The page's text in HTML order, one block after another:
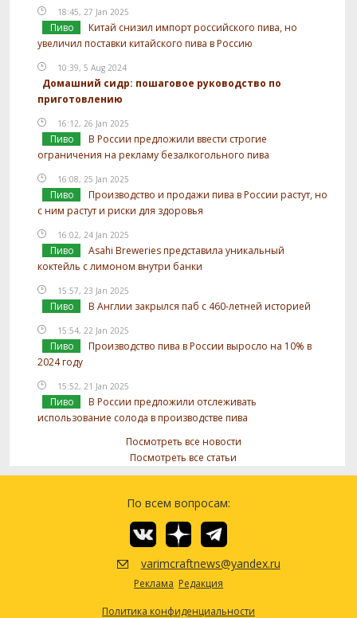
18:45, 27 Jan 2025
Пиво
Китай снизил импорт российского пива, но
увеличил поставки китайского пива в Россию
10:39, 5 Aug 2024
Домашний сидр: пошаговое руководство по
приготовлению
16:12, 26 Jan 2025
Пиво
В России предложили ввести строгие
ограничения на рекламу безалкогольного пива
16:08, 25 Jan 2025
Пиво
Производство и продажи пива в России растут, но
с ним растут и риски для здоровья
16:02, 24 Jan 2025
Пиво
Asahi Breweries представила уникальный
коктейль с лимоном внутри банки
15:57, 23 Jan 2025
Пиво В Англии закрылся паб с 460-летней историей
15:54, 22 Jan 2025
Пиво
Производство пива в России выросло на 10% в
2024 году
15:52, 21 Jan 2025
Пиво
В России предложили отслеживать
использование солода в производстве пива
Посмотреть все новости
Посмотреть все статьи
По всем вопросам:
varimcraftnews@yandex.ru
Реклама Редакция
Политика конфиденциальности